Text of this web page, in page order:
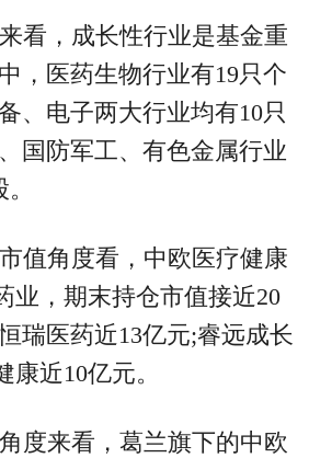
看，成长性行业是基金重
，医药生物行业有19只个
、电子两大行业均有10只
国防军工、有色金属行业
值角度看，中欧医疗健康
业，期末持仓市值接近20
瑞医药近13亿元;睿远成长
近10亿元。
度来看，葛兰旗下的中欧